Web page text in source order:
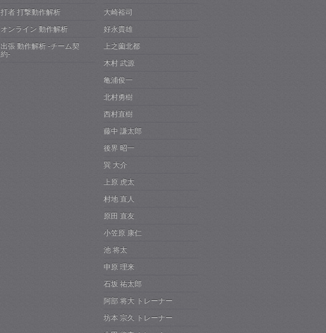
打者 打撃動作解析
オンライン 動作解析
出張 動作解析 -チーム契
約-
大崎裕司
好永貴雄
上之薗北都
木村 武源
亀浦俊一
北村勇樹
西村直樹
藤中 謙太郎
後界 昭一
巽 大介
上原 虎太
村地 直人
原田 直友
小笠原 康仁
池 将太
申原 理来
石坂 祐太郎
阿部 将大 トレーナー
坊本 宗久 トレーナー